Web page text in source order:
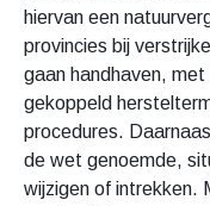
hiervan een
provincies bij
gaan handhaven, met
gekoppeld
procedures.
de wet genoemde,
wijzigen of intrekken.